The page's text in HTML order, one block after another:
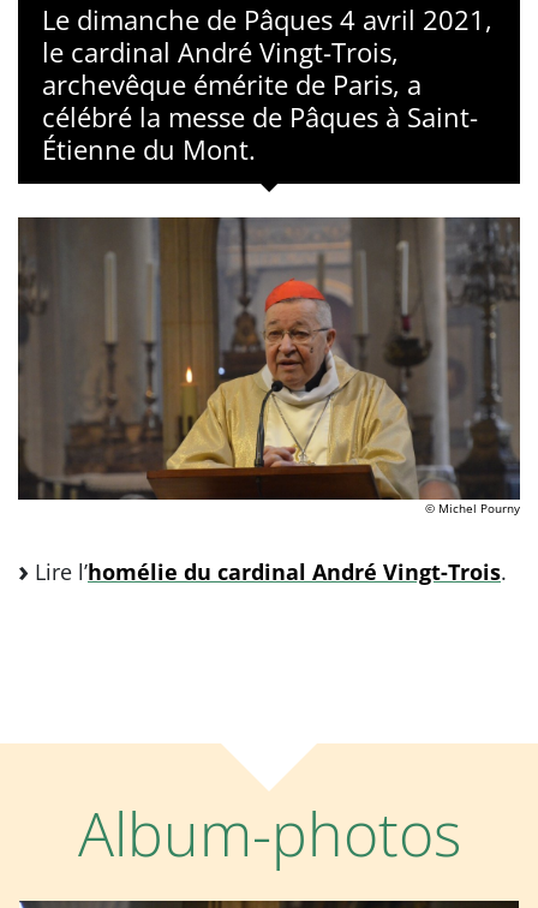
Le dimanche de Pâques 4 avril 2021,
le cardinal André Vingt-Trois,
archevêque émérite de Paris, a
célébré la messe de Pâques à Saint-
Étienne du Mont.
© Michel Pourny
Lire l’homélie du cardinal André Vingt-Trois.
Album-photos